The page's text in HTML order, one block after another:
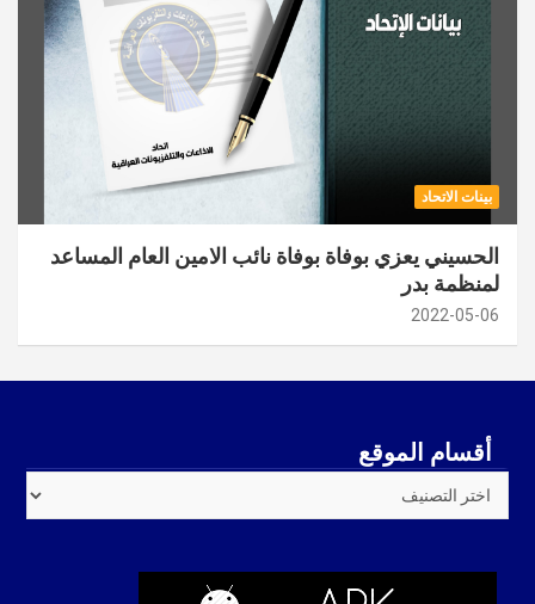
بينات الاتحاد
الحسيني يعزي بوفاة بوفاة نائب الامين العام المساعد
لمنظمة بدر
2022-05-06
أقسام الموقع
الموقع